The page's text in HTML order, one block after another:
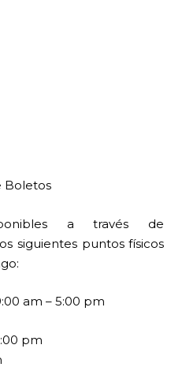
Boletos
a través de
siguientes puntos físicos
am – 5:00 pm
pm